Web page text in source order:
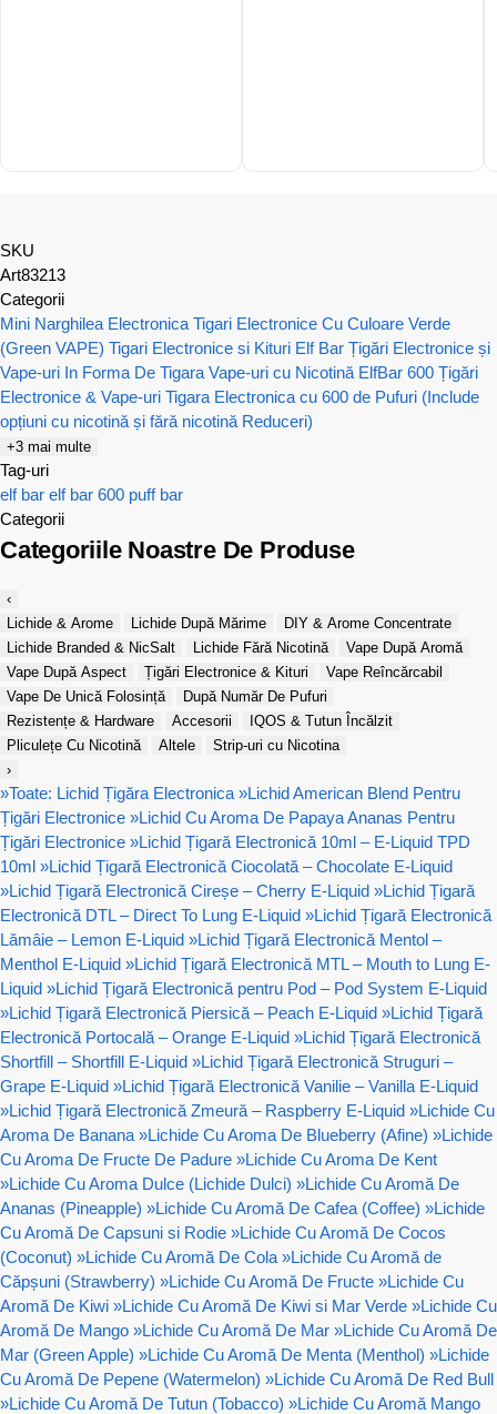
SKU
Art83213
Categorii
Mini Narghilea Electronica Tigari Electronice Cu Culoare Verde
(Green VAPE) Tigari Electronice si Kituri Elf Bar Țigări Electronice și
Vape-uri In Forma De Tigara Vape-uri cu Nicotină ElfBar 600 Țigări
Electronice & Vape-uri Tigara Electronica cu 600 de Pufuri (Include
opțiuni cu nicotină și fără nicotină Reduceri)
+3 mai multe
Tag-uri
elf bar elf bar 600 puff bar
Categorii
Categoriile Noastre De Produse
‹
Lichide & Arome
Lichide După Mărime
DIY & Arome Concentrate
Lichide Branded & NicSalt
Lichide Fără Nicotină
Vape După Aromă
Vape După Aspect
Țigări Electronice & Kituri
Vape Reîncărcabil
Vape De Unică Folosință
După Număr De Pufuri
Rezistențe & Hardware
Accesorii
IQOS & Tutun Încălzit
Pliculețe Cu Nicotină
Altele
Strip-uri cu Nicotina
›
»Toate: Lichid Țigăra Electronica »Lichid American Blend Pentru
Țigări Electronice »Lichid Cu Aroma De Papaya Ananas Pentru
Țigări Electronice »Lichid Țigară Electronică 10ml – E-Liquid TPD
10ml »Lichid Țigară Electronică Ciocolată – Chocolate E-Liquid
»Lichid Țigară Electronică Cireșe – Cherry E-Liquid »Lichid Țigară
Electronică DTL – Direct To Lung E-Liquid »Lichid Țigară Electronică
Lămâie – Lemon E-Liquid »Lichid Țigară Electronică Mentol –
Menthol E-Liquid »Lichid Țigară Electronică MTL – Mouth to Lung E-
Liquid »Lichid Țigară Electronică pentru Pod – Pod System E-Liquid
»Lichid Țigară Electronică Piersică – Peach E-Liquid »Lichid Țigară
Electronică Portocală – Orange E-Liquid »Lichid Țigară Electronică
Shortfill – Shortfill E-Liquid »Lichid Țigară Electronică Struguri –
Grape E-Liquid »Lichid Țigară Electronică Vanilie – Vanilla E-Liquid
»Lichid Țigară Electronică Zmeură – Raspberry E-Liquid »Lichide Cu
Aroma De Banana »Lichide Cu Aroma De Blueberry (Afine) »Lichide
Cu Aroma De Fructe De Padure »Lichide Cu Aroma De Kent
»Lichide Cu Aroma Dulce (Lichide Dulci) »Lichide Cu Aromă De
Ananas (Pineapple) »Lichide Cu Aromă De Cafea (Coffee) »Lichide
Cu Aromă De Capsuni si Rodie »Lichide Cu Aromă De Cocos
(Coconut) »Lichide Cu Aromă De Cola »Lichide Cu Aromă de
Căpșuni (Strawberry) »Lichide Cu Aromă De Fructe »Lichide Cu
Aromă De Kiwi »Lichide Cu Aromă De Kiwi si Mar Verde »Lichide Cu
Aromă De Mango »Lichide Cu Aromă De Mar »Lichide Cu Aromă De
Mar (Green Apple) »Lichide Cu Aromă De Menta (Menthol) »Lichide
Cu Aromă De Pepene (Watermelon) »Lichide Cu Aromă De Red Bull
»Lichide Cu Aromă De Tutun (Tobacco) »Lichide Cu Aromă Mango